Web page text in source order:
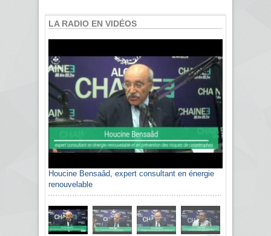
LA RADIO EN VIDÉOS
Houcine Bensaâd, expert consultant en énergie
renouvelable